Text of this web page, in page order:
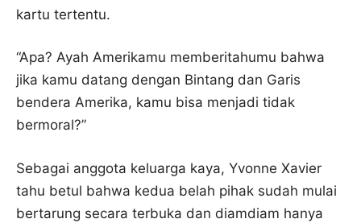
kartu tertentu.
“Apa? Ayah Amerikamu memberitahumu bahwa
jika kamu datang dengan Bintang dan Garis
bendera Amerika, kamu bisa menjadi tidak
bermoral?”
Sebagai anggota keluarga kaya, Yvonne Xavier
tahu betul bahwa kedua belah pihak sudah mulai
bertarung secara terbuka dan diamdiam hanya